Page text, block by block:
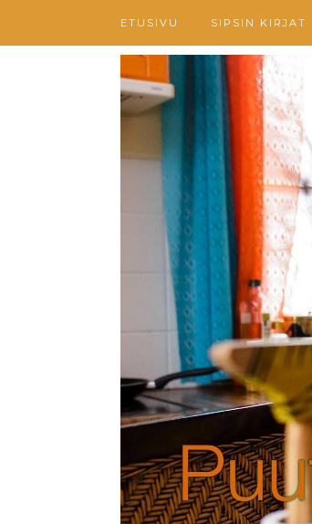
ETUSIVU SIPSIN KIRJAT